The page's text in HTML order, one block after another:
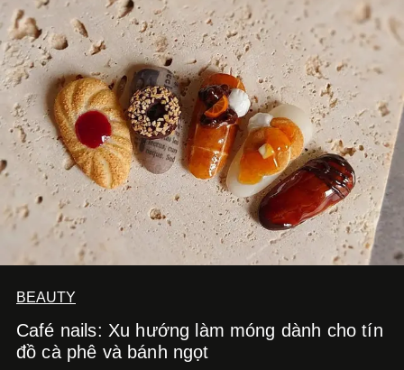
BEAUTY
Café nails: Xu hướng làm móng dành cho tín
đồ cà phê và bánh ngọt